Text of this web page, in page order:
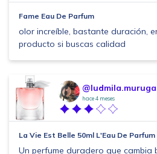
Fame Eau De Parfum
olor increíble, bastante duración,
producto si buscas calidad
hace 4 meses
La Vie Est Belle 50ml L'Eau De Parfum
Un perfume duradero que cambia